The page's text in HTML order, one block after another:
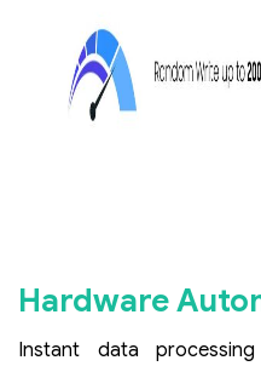
Hardware
Instant data